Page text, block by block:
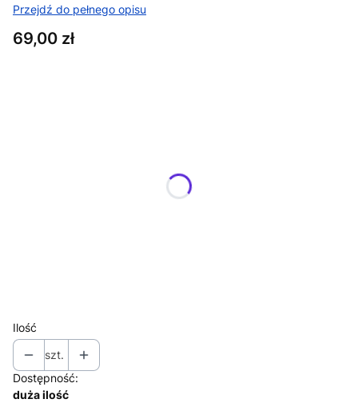
Przejdź do pełnego opisu
Cena
69,00 zł
Ilość
szt.
Dostępność:
duża ilość